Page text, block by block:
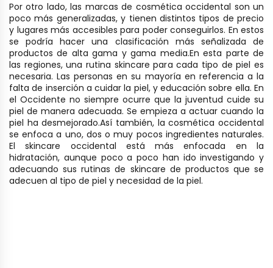
Por otro lado, las marcas de cosmética occidental son un
poco más generalizadas, y tienen distintos tipos de precio
y lugares más accesibles para poder conseguirlos. En estos
se podría hacer una clasificación más señalizada de
productos de alta gama y gama media.En esta parte de
las regiones, una rutina skincare para cada tipo de piel es
necesaria.Las personas en su mayoría en referencia a la
falta de inserción a cuidar la piel, y educación sobre ella. En
el Occidente no siempre ocurre que la juventud cuide su
piel de manera adecuada. Se empieza a actuar cuando la
piel ha desmejorado.Así también, la cosmética occidental
se enfoca a uno, dos o muy pocos ingredientes naturales.
El skincare occidental está más enfocada en la
hidratación, aunque poco a poco han ido investigando y
adecuando sus rutinas de skincare de productos que se
adecuen al tipo de piel y necesidad de la piel.